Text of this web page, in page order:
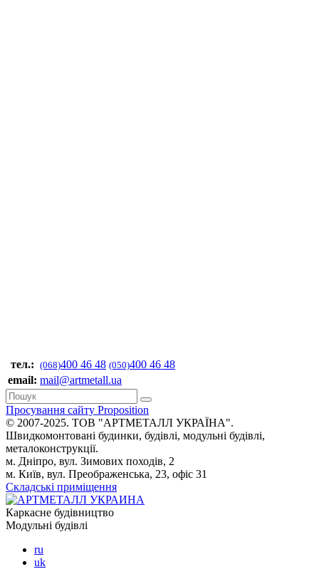
тел.: (068)400 46 48 (050)400 46 48
email: mail@artmetall.ua
Просування сайту Proposition
© 2007-2025. ТОВ "AРТМЕТАЛЛ УКРАЇНА".
Швидкомонтовані будинки, будівлі, модульні будівлі,
металоконструкції.
м. Дніпро, вул. Зимових походів, 2
м. Київ, вул. Преображенська, 23, офіс 31
Складські приміщення
Каркасне будівництво
Модульні будівлі
ru
uk